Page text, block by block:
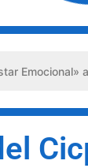
ante